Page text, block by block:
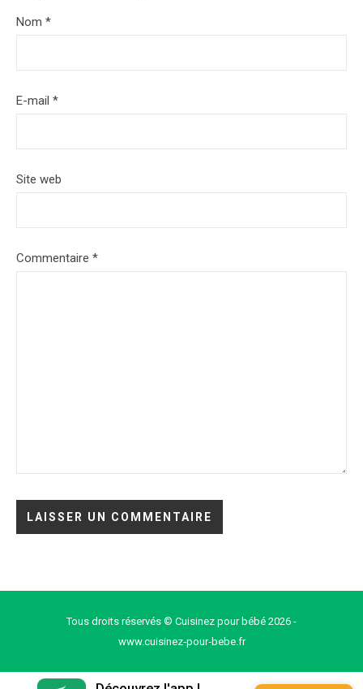
Nom *
E-mail *
Site web
Commentaire *
Tous droits réservés © Cuisinez pour bébé 2026 -
www.cuisinez‑pour‑bebe.fr